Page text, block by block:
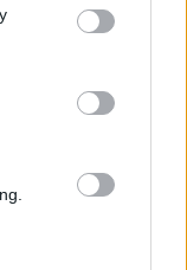
Curso de
de Tecnologia